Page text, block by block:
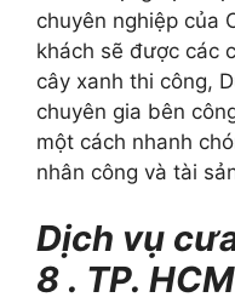
chuyên nghiệp của
khách sẽ được các
cây xanh thi công,
chuyên gia bên
một cách nhanh
nhân công và tài
Dịch vụ
8 . TP.